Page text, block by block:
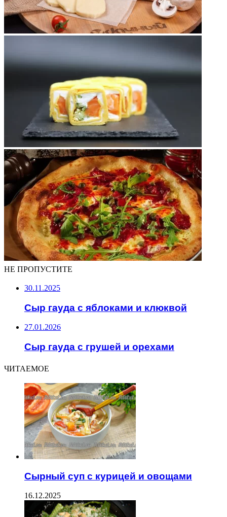
НЕ ПРОПУСТИТЕ
30.11.2025
Сыр гауда с яблоками и клюквой
27.01.2026
Сыр гауда с грушей и орехами
ЧИТАЕМОЕ
Сырный суп с курицей и овощами
16.12.2025